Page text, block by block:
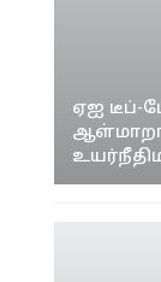
ஏஐ டீப்-